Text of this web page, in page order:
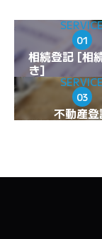
01
相続登記 [相
き]
03
不動産登